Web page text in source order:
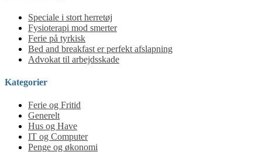
Speciale i stort herretøj
Fysioterapi mod smerter
Ferie på tyrkisk
Bed and breakfast er perfekt afslapning
Advokat til arbejdsskade
Kategorier
Ferie og Fritid
Generelt
Hus og Have
IT og Computer
Penge og økonomi